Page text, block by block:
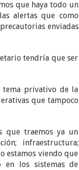
que haya todo un
alertas que como
enviadas
tendría que ser
privativo de la
que tampoco
que traemos ya un
infraestructura;
estamos viendo que
en los sistemas de